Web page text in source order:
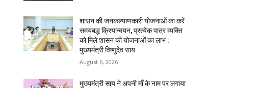
शासन की जनकल्याणकारी योजनाओं का करें
समयबद्ध क्रियान्वयन, प्रत्येक पात्र व्यक्ति
को मिले शासन की योजनाओं का लाभ :
मुख्यमंत्री विष्णुदेव साय
August 6, 2026
मुख्यमंत्री साय ने अपनी माँ के नाम पर लगाया